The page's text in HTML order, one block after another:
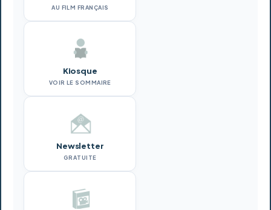
AU FILM FRANÇAIS
Kiosque
VOIR LE SOMMAIRE
Newsletter
GRATUITE